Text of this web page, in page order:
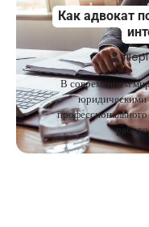
Как адвокат
В современном
юридическими